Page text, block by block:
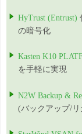
HyTrust (Entrust)
の暗号化
Kasten K10
を手軽に実現
N2W Backup &
(バックアップ/